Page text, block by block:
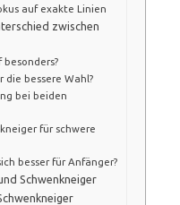
auf exakte Linien
zwischen
die bessere Wahl?
bei beiden
für schwere
besser für Anfänger?
Schwenkneiger